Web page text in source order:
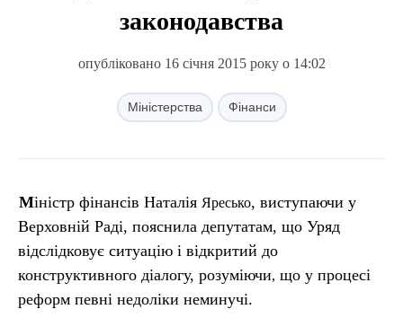
законодавства
опубліковано 16 січня 2015 року о 14:02
Міністерства Фінанси
Міністр фінансів Наталія Яресько, виступаючи у
Верховній Раді, пояснила депутатам, що Уряд
відслідковує ситуацію і відкритий до
конструктивного діалогу, розуміючи, що у процесі
реформ певні недоліки неминучі.